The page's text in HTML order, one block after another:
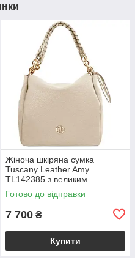
Жіноча шкіряна сумка
Tuscany Leather Amy
TL142385 з великим
відділенням і плечовим
ременем, бежева
Готово до відправки
7 700 ₴
Купити